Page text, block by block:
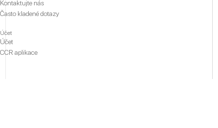
Kontaktujte nás
Často kladené dotazy
Účet
Účet
CCR aplikace